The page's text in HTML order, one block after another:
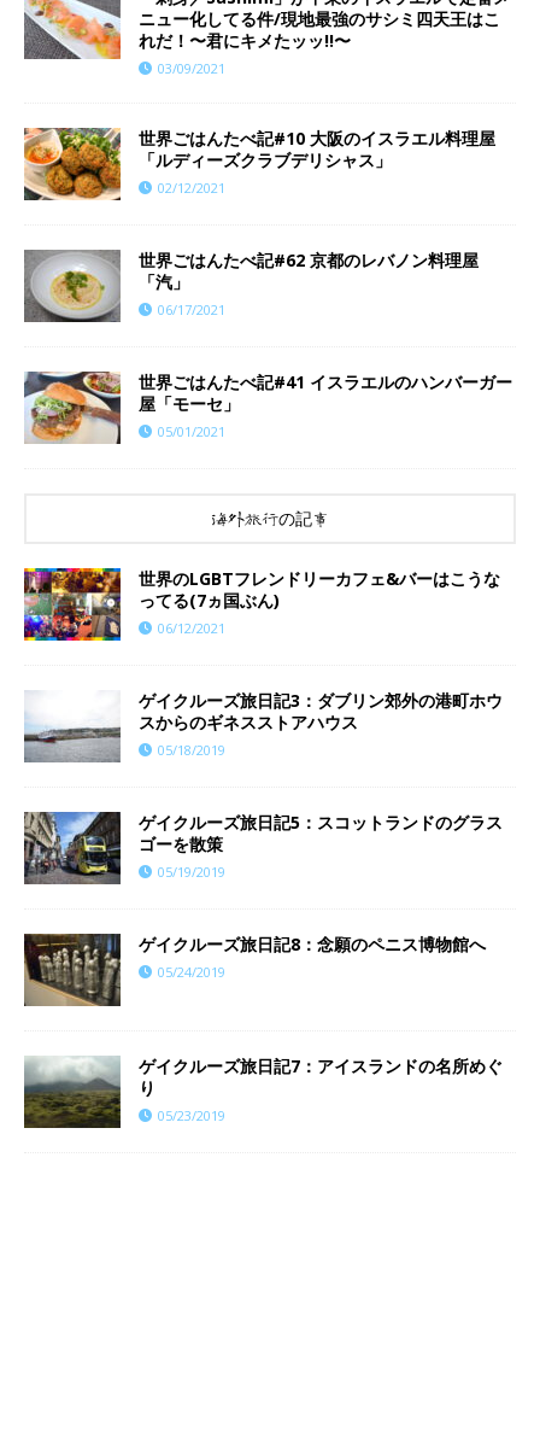
ニュー化してる件/現地最強のサシミ四天王はこ
れだ！〜君にキメたッッ!!〜
03/09/2021
世界ごはんたべ記#10 大阪のイスラエル料理屋
「ルディーズクラブデリシャス」
02/12/2021
世界ごはんたべ記#62 京都のレバノン料理屋
「汽」
06/17/2021
世界ごはんたべ記#41 イスラエルのハンバーガー
屋「モーセ」
05/01/2021
海外旅行の記事
世界のLGBTフレンドリーカフェ&バーはこうな
ってる(7ヵ国ぶん)
06/12/2021
ゲイクルーズ旅日記3：ダブリン郊外の港町ホウ
スからのギネスストアハウス
05/18/2019
ゲイクルーズ旅日記5：スコットランドのグラス
ゴーを散策
05/19/2019
ゲイクルーズ旅日記8：念願のペニス博物館へ
05/24/2019
ゲイクルーズ旅日記7：アイスランドの名所めぐ
り
05/23/2019